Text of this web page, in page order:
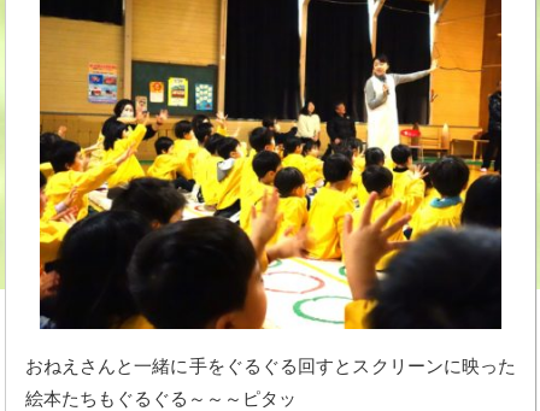
おねえさんと一緒に手をぐるぐる回すとスクリーンに映った
絵本たちもぐるぐる～～～ピタッ